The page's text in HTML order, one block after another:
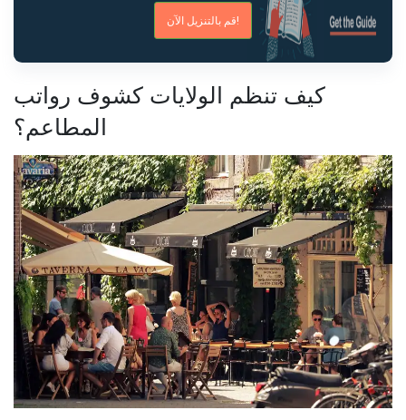
قم بالتنزيل الآن!
كيف تنظم الولايات كشوف رواتب
المطاعم؟